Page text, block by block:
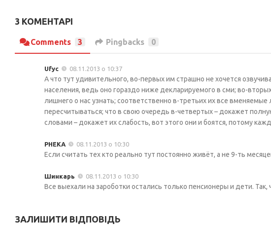
3 КОМЕНТАРІ
Comments 3 Pingbacks 0
Ufyc 08.11.2013 о 10:37
А что тут удивительного, во-первых им страшно не хочется
населения, ведь оно гораздо ниже декларируемого в сми; во-
лишнего о нас узнать; соответственно в-третьих их все
пересчитываться; что в свою очередь в-четвертых – докажет
словами – докажет их слабость, вот этого они и боятся, потому
РНЕКА 08.11.2013 о 10:30
Если считать тех кто реально тут постоянно живёт, а не 9-ть
Шинкарь 08.11.2013 о 10:30
Все выехали на зароботки остались только пенсионеры и дети. Так,
ЗАЛИШИТИ ВІДПОВІДЬ